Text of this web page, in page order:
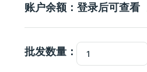
账户余额：登录后可查看
批发数量：